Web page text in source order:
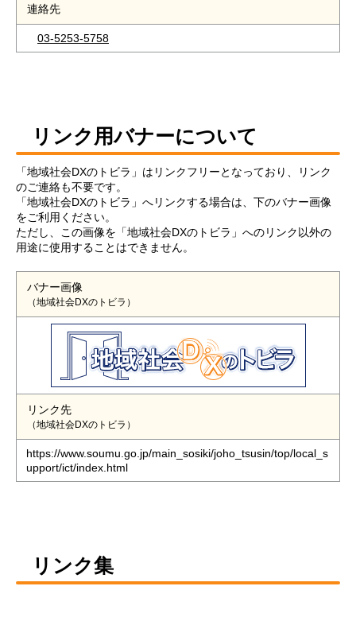
連絡先
03-5253-5758
リンク用バナーについて
「地域社会DXのトビラ」はリンクフリーとなっており、リンク
のご連絡も不要です。
「地域社会DXのトビラ」へリンクする場合は、下のバナー画像
をご利用ください。
ただし、この画像を「地域社会DXのトビラ」へのリンク以外の
用途に使用することはできません。
バナー画像
（地域社会DXのトビラ）
リンク先
（地域社会DXのトビラ）
https://www.soumu.go.jp/main_sosiki/joho_tsusin/top/local_s
upport/ict/index.html
リンク集